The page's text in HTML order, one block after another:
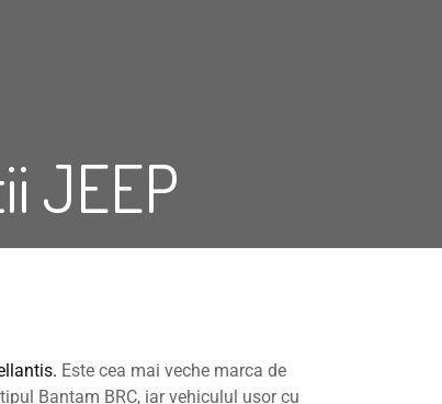
JEEP
Este cea mai veche marca de
Bantam BRC, iar vehiculul usor cu